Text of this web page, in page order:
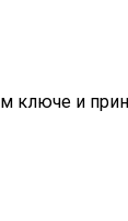
ключе и